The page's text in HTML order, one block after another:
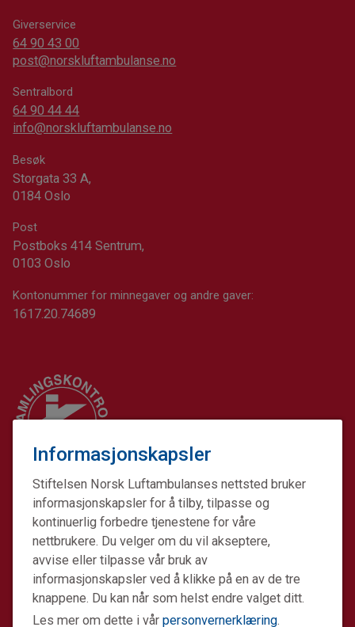
Informasjonskapsler
Stiftelsen Norsk Luftambulanses nettsted bruker
informasjonskapsler for å tilby, tilpasse og
kontinuerlig forbedre tjenestene for våre
nettbrukere. Du velger om du vil akseptere,
avvise eller tilpasse vår bruk av
informasjonskapsler ved å klikke på en av de tre
knappene. Du kan når som helst endre valget ditt.
Les mer om dette i vår personvernerklæring.
Giverservice
64 90 43 00
post@norskluftambulanse.no
Sentralbord
64 90 44 44
info@norskluftambulanse.no
Besøk
Storgata 33 A,
0184 Oslo
Post
Postboks 414 Sentrum,
0103 Oslo
Kontonummer for minnegaver og andre gaver:
1617.20.74689
Stiftelsen Norsk Luftambulanse er en ideell stiftelse.
Formålet er å fremme avansert prehospital akuttmedisin.